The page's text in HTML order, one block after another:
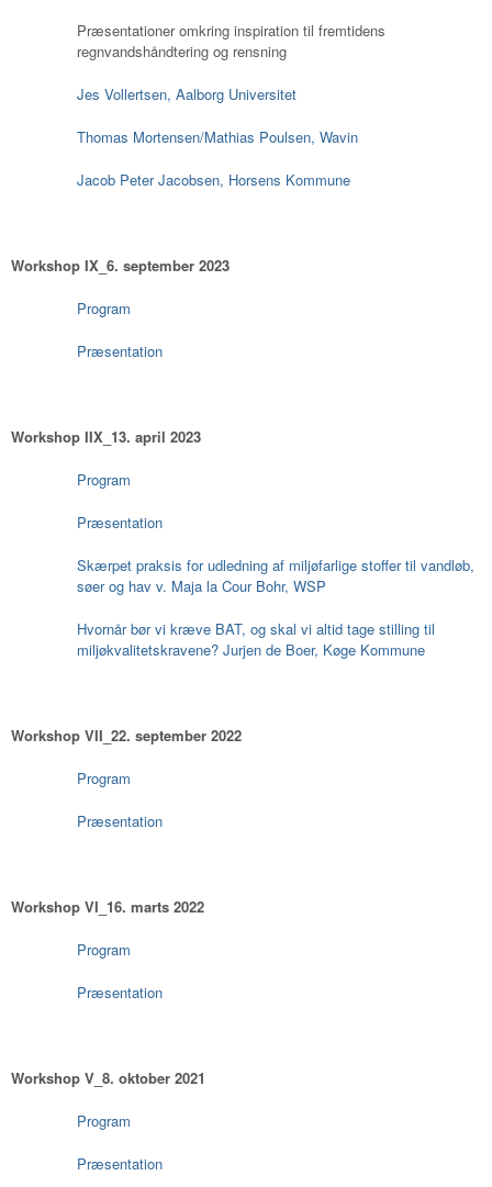
Præsentationer omkring inspiration til fremtidens
regnvandshåndtering og rensning
Jes Vollertsen, Aalborg Universitet
Thomas Mortensen/Mathias Poulsen, Wavin
Jacob Peter Jacobsen, Horsens Kommune
Workshop IX_6. september 2023
Program
Præsentation
Workshop IIX_13. april 2023
Program
Præsentation
Skærpet praksis for udledning af miljøfarlige stoffer til vandløb,
søer og hav v. Maja la Cour Bohr, WSP
Hvornår bør vi kræve BAT, og skal vi altid tage stilling til
miljøkvalitetskravene? Jurjen de Boer, Køge Kommune
Workshop VII_22. september 2022
Program
Præsentation
Workshop VI_16. marts 2022
Program
Præsentation
Workshop V_8. oktober 2021
Program
Præsentation